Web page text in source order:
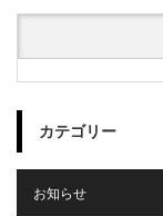
カテゴリー
お知らせ